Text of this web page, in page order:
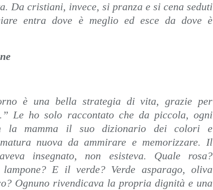
Da cristiani, invece, si pranza e si cena seduti
entra dove è meglio ed esce da dove è
è una bella strategia di vita, grazie per
Le ho solo raccontato che da piccola, ogni
la mamma il suo dizionario dei colori e
nuova da ammirare e memorizzare. Il
insegnato, non esisteva. Quale rosa?
E il verde? Verde asparago, oliva
Ognuno rivendicava la propria dignità e una